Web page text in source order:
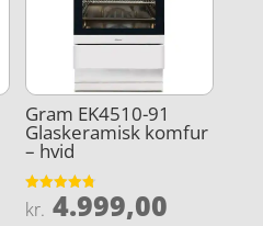
Gram EK4510-91
Glaskeramisk komfur
– hvid
Vurderet
4.8
kr. 4.999,00